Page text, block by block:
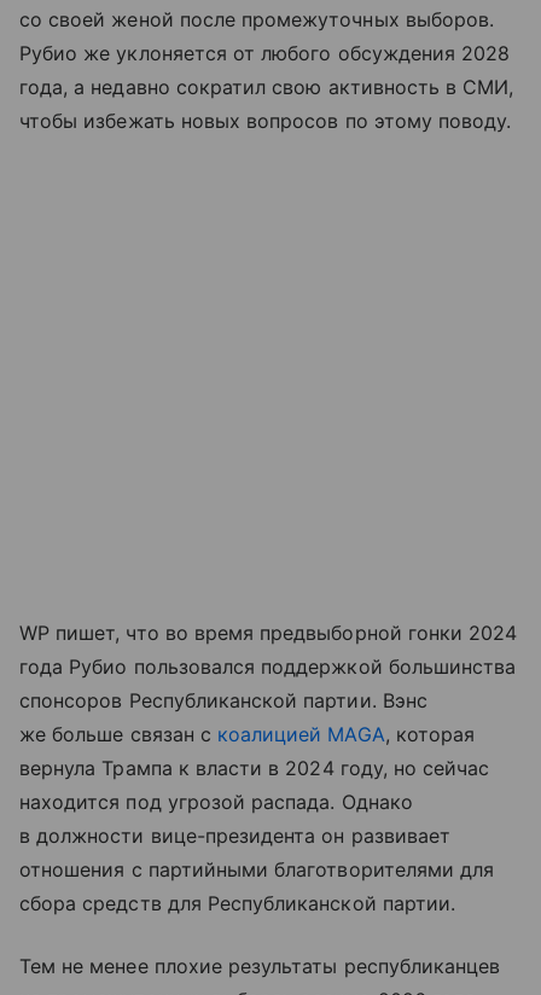
со своей женой после промежуточных выборов.
Рубио же уклоняется от любого обсуждения 2028
года, а недавно сократил свою активность в СМИ,
чтобы избежать новых вопросов по этому поводу.
WP пишет, что во время предвыборной гонки 2024
года Рубио пользовался поддержкой большинства
спонсоров Республиканской партии. Вэнс
же больше связан с коалицией MAGA, которая
вернула Трампа к власти в 2024году, но сейчас
находится под угрозой распада. Однако
в должности вице-президента он развивает
отношения с партийными благотворителями для
сбора средств для Республиканской партии.
Тем не менее плохие результаты республиканцев